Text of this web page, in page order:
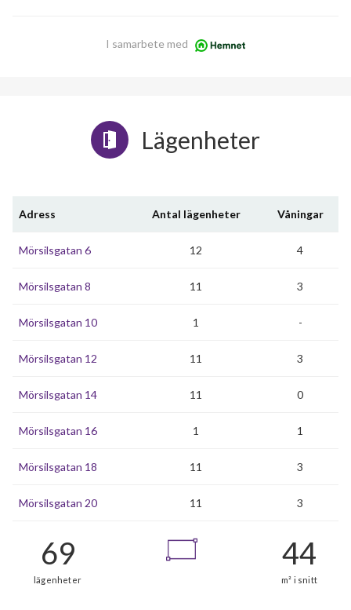
I samarbete med
Lägenheter
Adress Antal lägenheter Våningar
Mörsilsgatan 6 12 4
Mörsilsgatan 8 11 3
Mörsilsgatan 10 1 -
Mörsilsgatan 12 11 3
Mörsilsgatan 14 11 0
Mörsilsgatan 16 1 1
Mörsilsgatan 18 11 3
Mörsilsgatan 20 11 3